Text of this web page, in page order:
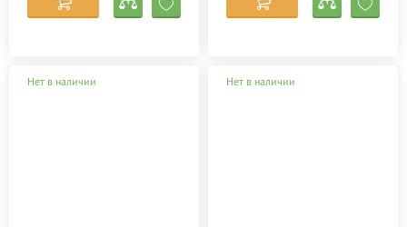
Нет в наличии Нет в наличии